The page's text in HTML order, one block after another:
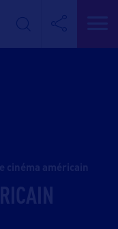
le cinéma américain